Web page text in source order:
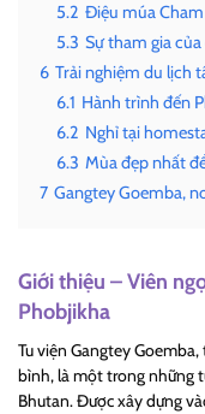
5.2 Điệu múa
5.3 Sự tham gia
6 Trải nghiệm du lịch
6.1 Hành trình đến
6.2 Nghỉ tại
6.3 Mùa đẹp nhất
7 Gangtey Goemba,
Giới thiệu – Viên
Phobjikha
Tu viện Gangtey
bình, là một trong những
Bhutan. Được xây dựng